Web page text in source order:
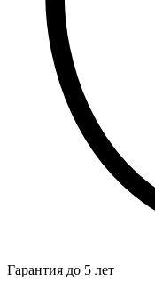
Гарантия до 5 лет